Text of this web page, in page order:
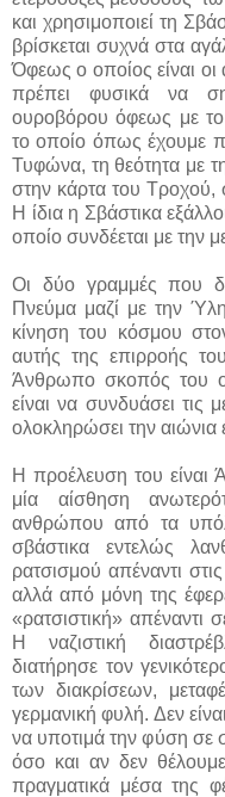
και χρησιμοποιεί τη
βρίσκεται συχνά στα
Όφεως ο οποίος είναι
πρέπει φυσικά να
ουροβόρου όφεως με το
το οποίο όπως έχουμε
Τυφώνα, τη θεότητα με
στην κάρτα του Τροχού,
Η ίδια η Σβάστικα
οποίο συνδέεται με την
Οι δύο γραμμές που
Πνεύμα μαζί με την
κίνηση του κόσμου
αυτής της επιρροής
Άνθρωπο σκοπός του
είναι να συνδυάσει τις
ολοκληρώσει την
Η προέλευση του είναι
μία αίσθηση
ανθρώπου από τα
σβάστικα εντελώς
ρατσισμού απέναντι
αλλά από μόνη της
«ρατσιστική» απέναντι
Η ναζιστική
διατήρησε τον
των διακρίσεων,
γερμανική φυλή. Δεν
να υποτιμά την φύση σε
όσο και αν δεν
πραγματικά μέσα της